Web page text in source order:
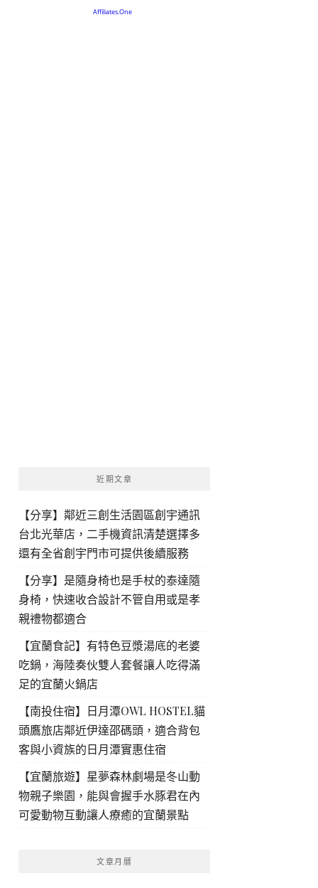
近期文章
【分享】鄰近三創生活園區創宇通訊
台北光華店，二手機資訊清楚選擇多
還有全省創宇門市可提供後續服務
【分享】是隨身椅也是手杖的泰達隨
身椅，快速收合設計不管自用或是孝
親禮物都適合
【宜蘭食記】有特色豆漿湯底的老婆
吃鍋，海陸奏伙雙人套餐讓人吃得滿
足的宜蘭火鍋店
【南投住宿】日月潭OWL HOSTEL貓
頭鷹旅店鄰近伊達邵碼頭，適合背包
客與小資族的日月潭實惠住宿
【宜蘭旅遊】星夢森林劇場是冬山動
物親子樂園，能與會握手水豚君在內
可愛動物互動讓人療癒的宜蘭景點
文章月曆